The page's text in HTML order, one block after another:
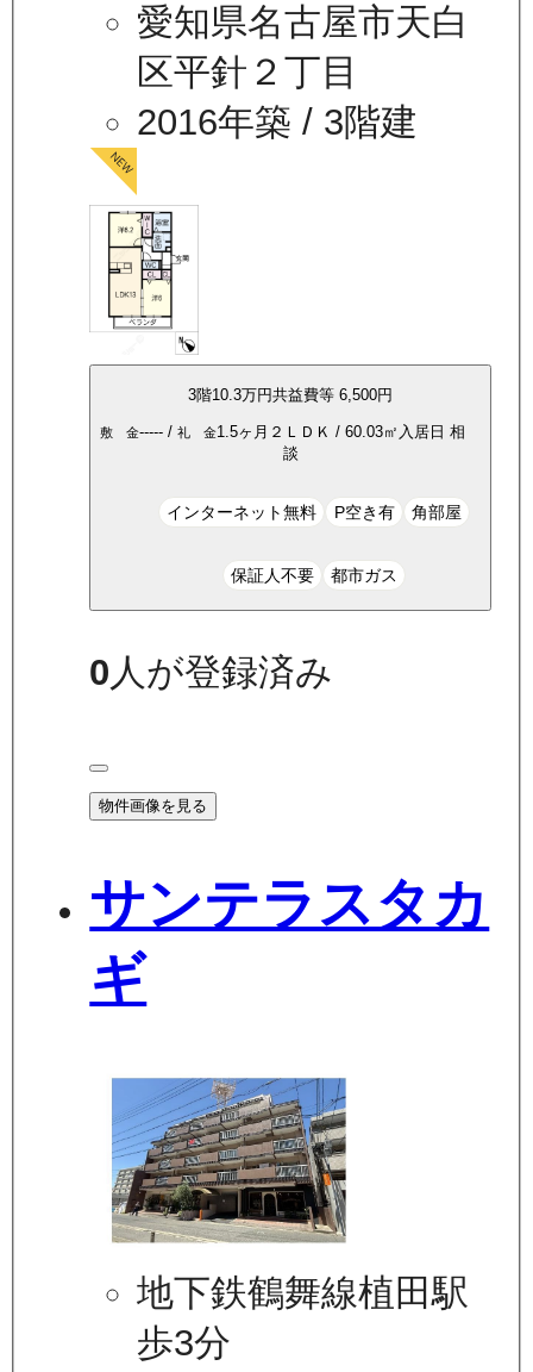
愛知県名古屋市天白
区平針２丁目
2016年築 / 3階建
3階10.3万円共益費等 6,500円
敷 金----- / 礼 金1.5ヶ月 ２ＬＤＫ / 60.03㎡ 入居日 相
談
インターネット無料 P空き有 角部屋
保証人不要 都市ガス
0 人が登録済み
物件画像を見る
サンテラスタカ
ギ
地下鉄鶴舞線植田駅
歩3分